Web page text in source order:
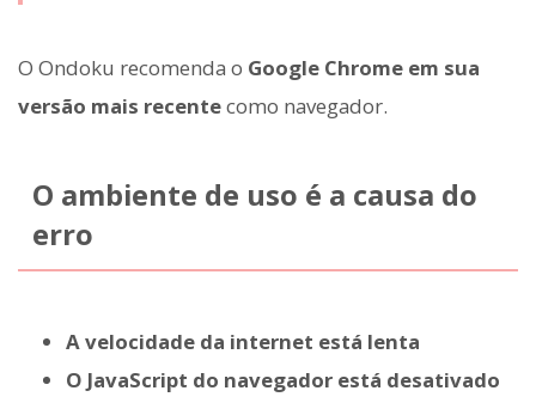
O Ondoku recomenda o Google Chrome em sua
versão mais recentecomo navegador.
O ambiente de uso é a causa do
erro
A velocidade da internet está lenta
O JavaScript do navegador está desativado